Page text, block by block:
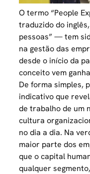
O termo “People
traduzido do
pessoas” — tem
na gestão das
desde o início da
conceito vem
De forma simples,
indicativo que
de trabalho de um
cultura
no dia a dia. Na
maior parte dos
que o capital
qualquer